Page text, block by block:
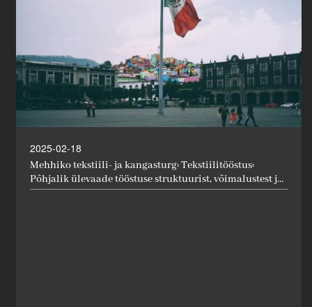
2025-02-18
Mehhiko tekstiili- ja kangasturg: Tekstiilitööstus:
Põhjalik ülevaade tööstuse struktuurist, võimalustest ja
väljakutsetest.